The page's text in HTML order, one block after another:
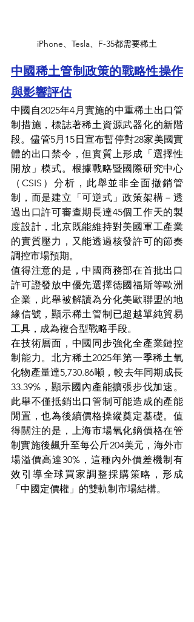
iPhone、Tesla、F-35都需要稀土
中國稀土管制政策的戰略性操作
與影響評估
中國自2025年4月實施的中重稀土出口管
制措施，標誌著稀土資源武器化的新階
段。儘管5月15日宣布暫停對28家美國實
體的出口禁令，但實質上形成「選擇性
開放」模式。根據戰略暨國際研究中心
（CSIS）分析，此舉並非全面撤銷管
制，而是建立「可逆式」政策架構－透
過出口許可審查期長達45個工作天的製
度設計，北京既能維持對美國軍工產業
的實質壓力，又能透過核發許可的節奏
調控市場預期。
值得注意的是，中國商務部在首批出口
許可證發放中優先選擇德國福斯等歐洲
企業，此舉被解讀為分化美歐聯盟的地
緣信號，顯示稀土管制已超越單純貿易
工具，成為複合型戰略手段。
在技術層面，中國同步強化全產業鏈控
制能力。北方稀土2025年第一季稀土氧
化物產量達5,730.86噸，較去年同期成長
33.39%，顯示國內產能擴張步伐加速。
此舉不僅抵銷出口管制可能造成的產能
閒置，也為後續價格操縱奠定基礎。值
得關注的是，上海市場氧化鏑價格在管
制實施後飆升至每公斤204美元，海外市
場溢價高達30%，這種內外價差機制有
效引導全球買家調整採購策略，形成
「中國定價權」的雙軌制市場結構。